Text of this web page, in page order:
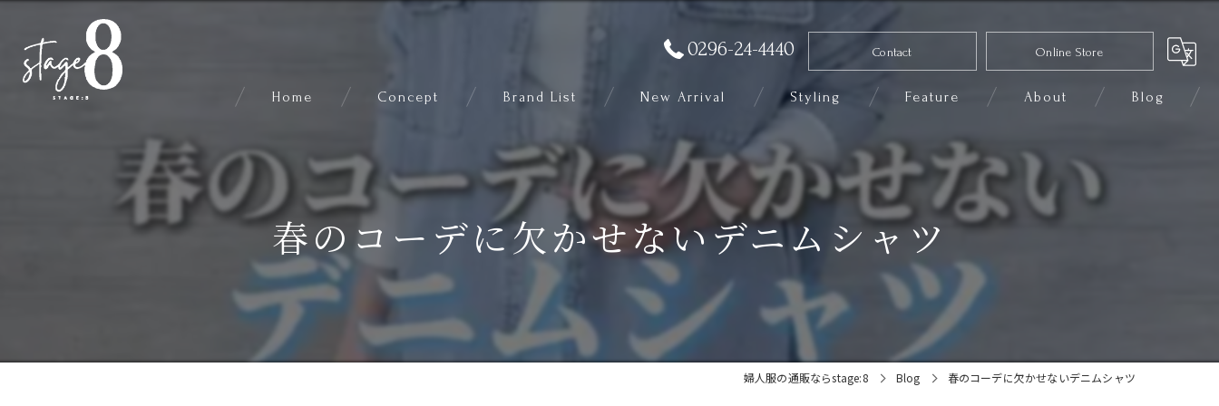
0296-24-4440 Contact Online Store
Home Concept Brand List New Arrival Styling Feature
コーディネート
セレクトショップ
ファッション
きれいめカジュアル
About Blog
春のコーデに欠かせないデニムシャツ
婦人服の通販ならstage:8 Blog 春のコーデに欠かせないデニムシャツ